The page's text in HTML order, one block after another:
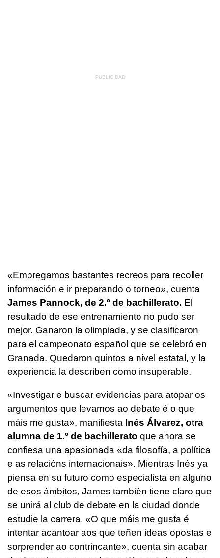
«Empregamos bastantes recreos para recoller
información e ir preparando o torneo», cuenta
James Pannock, de 2.º de bachillerato. El
resultado de ese entrenamiento no pudo ser
mejor. Ganaron la olimpiada, y se clasificaron
para el campeonato español que se celebró en
Granada. Quedaron quintos a nivel estatal, y la
experiencia la describen como insuperable.
«Investigar e buscar evidencias para atopar os
argumentos que levamos ao debate é o que
máis me gusta», manifiesta Inés Álvarez, otra
alumna de 1.º de bachillerato que ahora se
confiesa una apasionada «da filosofía, a política
e as relacións internacionais». Mientras Inés ya
piensa en su futuro como especialista en alguno
de esos ámbitos, James también tiene claro que
se unirá al club de debate en la ciudad donde
estudie la carrera. «O que máis me gusta é
intentar acantoar aos que teñen ideas opostas e
sorprender ao contrincante», cuenta sin acabar